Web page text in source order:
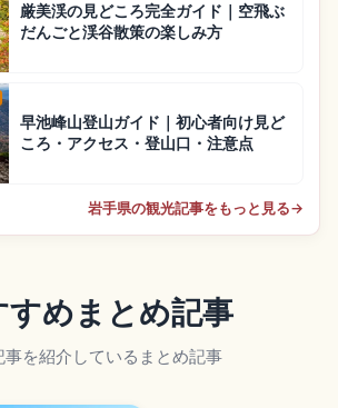
厳美渓の見どころ完全ガイド｜空飛ぶ
だんごと渓谷散策の楽しみ方
早池峰山登山ガイド｜初心者向け見ど
ころ・アクセス・登山口・注意点
岩手県の観光記事をもっと見る→
すめまとめ記事
事を紹介しているまとめ記事